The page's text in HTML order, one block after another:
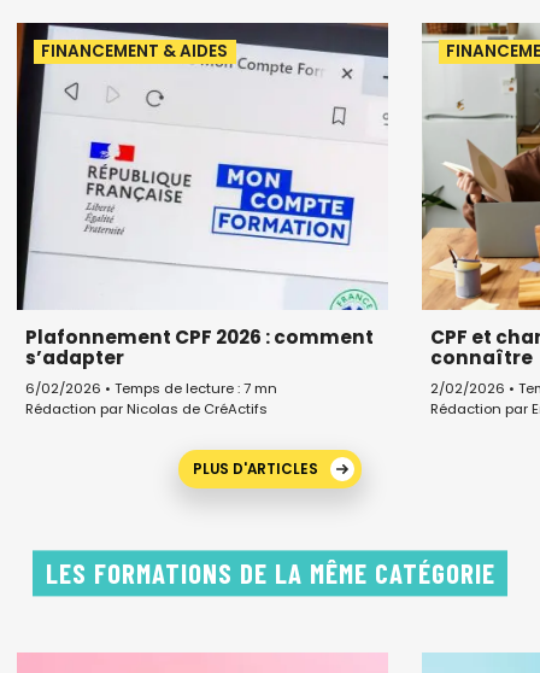
FINANCEMENT & AIDES
Plafonnement CPF 2026 : comment
s’adapter
6/02/2026 • Temps de lecture : 7 mn
Rédaction par Nicolas de CréActifs
CPF et
connaître
2/02/2026 •
Rédaction par
PLUS D'ARTICLES
LES FORMATIONS DE LA MÊME CATÉGORIE